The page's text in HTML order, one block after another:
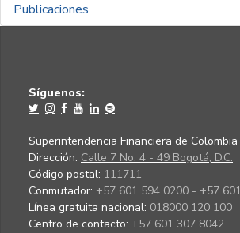
Publicaciones
Síguenos:
Superintendencia Financiera de Colombia
Dirección: Calle 7 No. 4 - 49 Bogotá, D.C.
Código postal: 111711
Conmutador: +57 601 594 0200 - +57
Línea gratuita nacional: 018000 120 100
Centro de contacto: +57 601 307 8042